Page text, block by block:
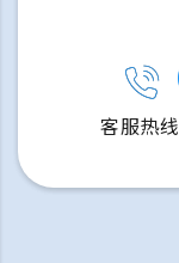
客服热